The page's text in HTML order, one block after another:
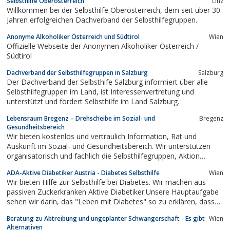
Anliegen zur Verbesserung ihrer Situation zu helfen.
Willkommen bei der Selbsthilfe Oberösterreich, dem seit über 30
Jahren erfolgreichen Dachverband der Selbsthilfegruppen.
Anonyme Alkoholiker Österreich und Südtirol Wien
Offizielle Webseite der Anonymen Alkoholiker Österreich /
Südtirol
Dachverband der Selbsthilfegruppen in Salzburg Salzburg
Der Dachverband der Selbsthife Salzburg informiert über alle
Selbsthilfegruppen im Land, ist Interessenvertretung und
unterstützt und fördert Selbsthilfe im Land Salzburg.
Lebensraum Bregenz – Drehscheibe im Sozial- und
Gesundheitsbereich
Bregenz
Wir bieten kostenlos und vertraulich Information, Rat und
Auskunft im Sozial- und Gesundheitsbereich. Wir unterstützen
organisatorisch und fachlich die Selbsthilfegruppen, Aktion
ADA-Aktive Diabetiker Austria - Diabetes Selbsthilfe Wien
Wir bieten Hilfe zur Selbsthilfe bei Diabetes. Wir machen aus
passiven Zuckerkranken Aktive Diabetiker.Unsere Hauptaufgabe
sehen wir darin, das "Leben mit Diabetes" so zu erklären, dass
Beratung zu Abtreibung und ungeplanter Schwangerschaft - Es gibt
Alternativen
Wien